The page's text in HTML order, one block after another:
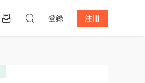
登錄 注冊